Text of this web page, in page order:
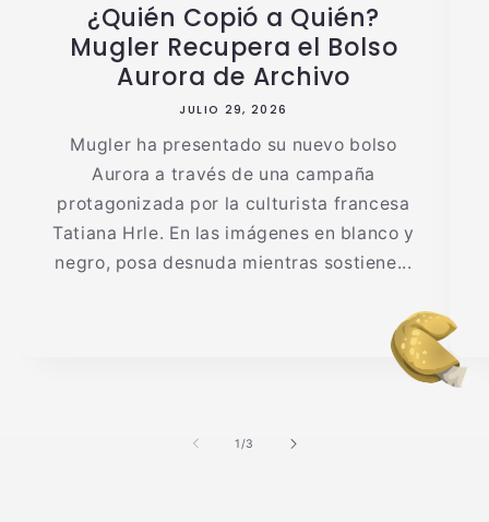
¿Quién Copió a Quién?
Mugler Recupera el Bolso
Aurora de Archivo
JULIO 29, 2026
Mugler ha presentado su nuevo bolso
Aurora a través de una campaña
protagonizada por la culturista francesa
Tatiana Hrle. En las imágenes en blanco y
negro, posa desnuda mientras sostiene...
1/de
3